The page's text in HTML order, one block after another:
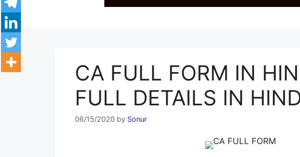
CA FULL FORM IN
FULL DETAILS IN
06/15/2020 by Sonur